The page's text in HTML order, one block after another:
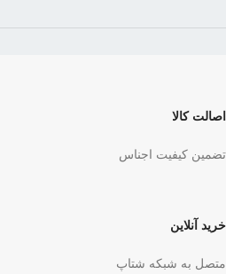
اصالت کالا
تضمین کیفیت اجناس
خرید آنلاین
متصل به شبکه شتاپ